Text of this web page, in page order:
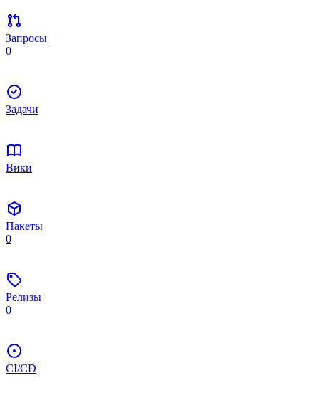
Запросы
0
Задачи
Вики
Пакеты
0
Релизы
0
CI/CD